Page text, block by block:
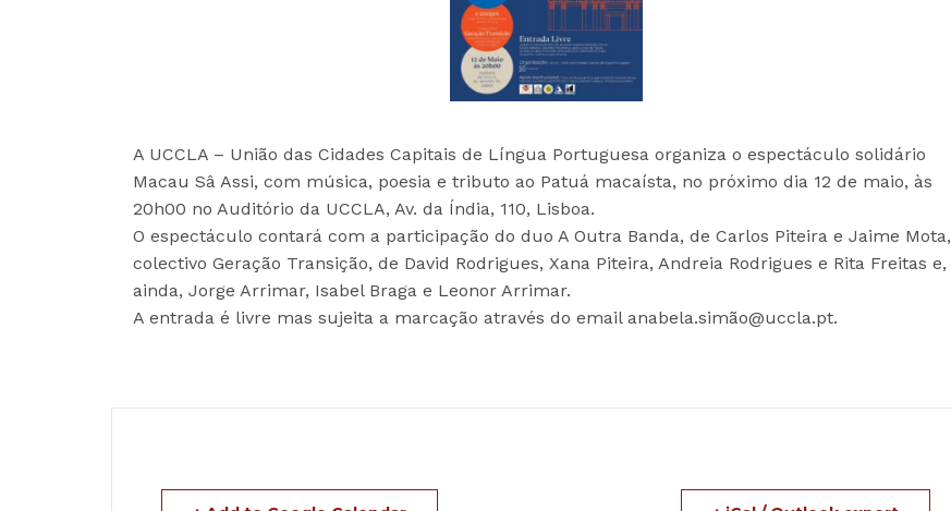
A UCCLA – União das Cidades Capitais de Língua Portuguesa organiza o espectáculo solidário
Macau Sâ Assi, com música, poesia e tributo ao Patuá macaísta, no próximo dia 12 de maio, às
20h00 no Auditório da UCCLA, Av. da Índia, 110, Lisboa.
O espectáculo contará com a participação do duo A Outra Banda, de Carlos Piteira e Jaime Mota,
colectivo Geração Transição, de David Rodrigues, Xana Piteira, Andreia Rodrigues e Rita Freitas e,
ainda, Jorge Arrimar, Isabel Braga e Leonor Arrimar.
A entrada é livre mas sujeita a marcação através do email anabela.simão@uccla.pt.